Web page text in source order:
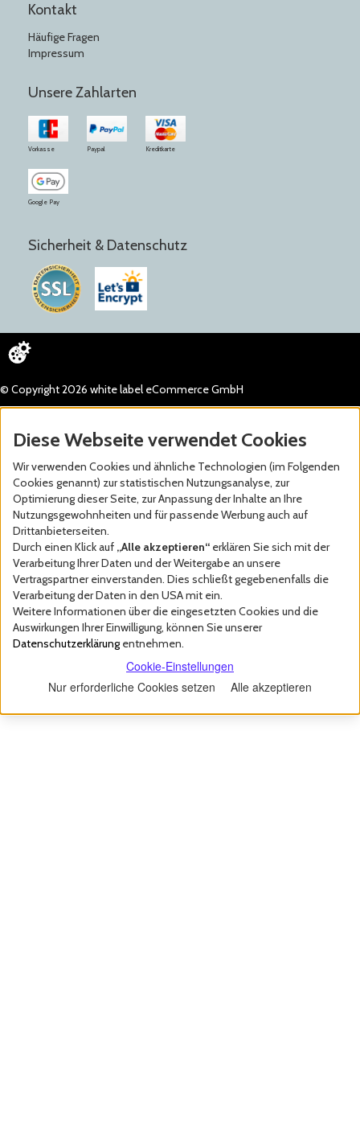
Kontakt
Häufige Fragen
Impressum
Unsere Zahlarten
Vorkasse Paypal Kreditkarte
Google Pay
Sicherheit & Datenschutz
© Copyright 2026 white label eCommerce GmbH
Diese Webseite verwendet Cookies
Wir verwenden Cookies und ähnliche Technologien (im Folgenden
Cookies genannt) zur statistischen Nutzungsanalyse, zur
Optimierung dieser Seite, zur Anpassung der Inhalte an Ihre
Nutzungsgewohnheiten und für passende Werbung auch auf
Drittanbieterseiten.
Durch einen Klick auf „Alle akzeptieren“ erklären Sie sich mit der
Verarbeitung Ihrer Daten und der Weitergabe an unsere
Vertragspartner einverstanden. Dies schließt gegebenenfalls die
Verarbeitung der Daten in den USA mit ein.
Weitere Informationen über die eingesetzten Cookies und die
Auswirkungen Ihrer Einwilligung, können Sie unserer
Datenschutzerklärungentnehmen.
Cookie-Einstellungen
Nur erforderliche Cookies setzen
Alle akzeptieren